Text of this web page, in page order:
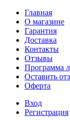
Главная
О магазине
Гарантия
Доставка
Контакты
Отзывы
Программа
Оставить
Оферта
Вход
Регистрация